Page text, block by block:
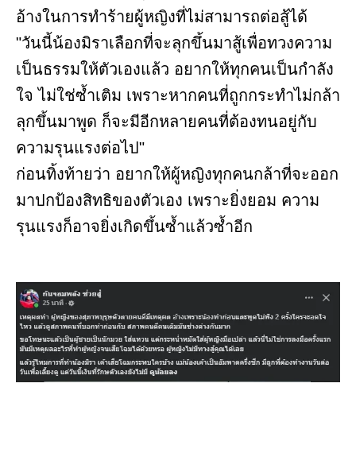
อ้างในการทำร้ายผู้หญิงที่ไม่สามารถต่อสู้ได้
"วันนี้น้องมิราเลือกที่จะลุกขึ้นมาสู้เพื่อทวงความ
เป็นธรรมให้ตัวเองแล้ว อยากให้ทุกคนเป็นกำลัง
ใจ ไม่ใช่ซ้ำเติม เพราะหากคนที่ถูกกระทำไม่กล้า
ลุกขึ้นมาพูด ก็จะมีอีกหลายคนที่ต้องทนอยู่กับ
ความรุนแรงต่อไป"
ก่อนทิ้งท้ายว่า อยากให้ผู้หญิงทุกคนกล้าที่จะออก
มาปกป้องสิทธิของตัวเอง เพราะยิ่งยอม ความ
รุนแรงก็อาจยิ่งเกิดขึ้นซ้ำแล้วซ้ำอีก